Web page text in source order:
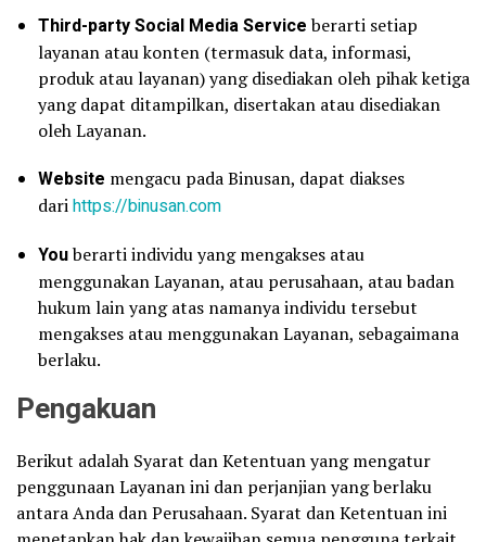
Third-party Social Media Serviceberarti setiap
layanan atau konten (termasuk data, informasi,
produk atau layanan) yang disediakan oleh pihak ketiga
yang dapat ditampilkan, disertakan atau disediakan
oleh Layanan.
Website mengacu pada Binusan, dapat diakses
darihttps://binusan.com
Youberarti individu yang mengakses atau
menggunakan Layanan, atau perusahaan, atau badan
hukum lain yang atas namanya individu tersebut
mengakses atau menggunakan Layanan, sebagaimana
berlaku.
Pengakuan
Berikut adalah Syarat dan Ketentuan yang mengatur
penggunaan Layanan ini dan perjanjian yang berlaku
antara Anda dan Perusahaan. Syarat dan Ketentuan ini